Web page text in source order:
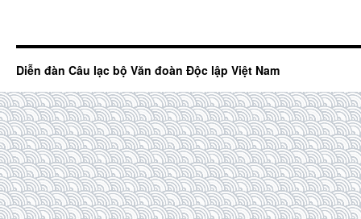
Diễn đàn Câu lạc bộ Văn đoàn Độc lập Việt Nam